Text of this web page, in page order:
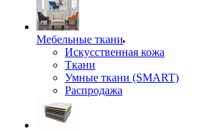
Мебельные ткани
Искусственная кожа
Ткани
Умные ткани (SMART)
Распродажа